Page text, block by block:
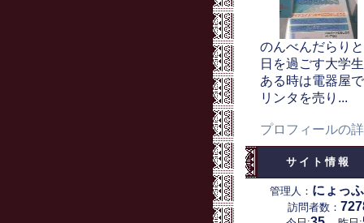
のんべんだらり
日を過ごす大学生
ある時は電器屋
リンタを売り...
プロフィールの
サイト情報
管理人： にょっ
訪問者数：